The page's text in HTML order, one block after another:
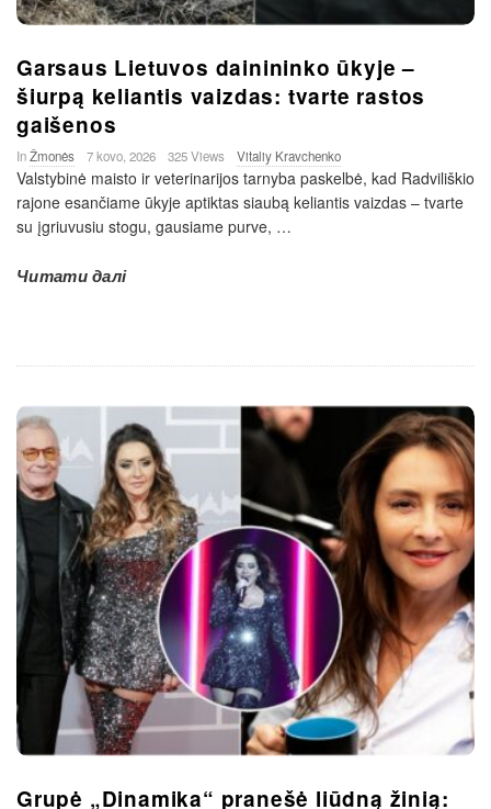
Garsaus Lietuvos dainininko ūkyje –
šiurpą keliantis vaizdas: tvarte rastos
gaišenos
InŽmonės 7 kovo, 2026 325 Views Vitaliy Kravchenko
Valstybinė maisto ir veterinarijos tarnyba paskelbė, kad Radviliškio
rajone esančiame ūkyje aptiktas siaubą keliantis vaizdas – tvarte
su įgriuvusiu stogu, gausiame purve, …
Читати далі
Grupė „Dinamika“ pranešė liūdną žinią: